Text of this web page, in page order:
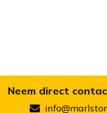
Neem direct